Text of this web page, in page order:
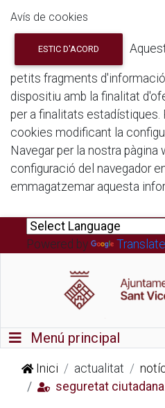
Avís de cookies
ESTIC D'ACORD
petits fragments
dispositiu amb la finalitat
per a finalitats
cookies modificant la
Navegar per la nostra pàgina
configuració del navegador
emmagatzemar aquesta
Powered by Translate
Commutador de navegació
Menú principal
Inici actualitat
seguretat ciutadana